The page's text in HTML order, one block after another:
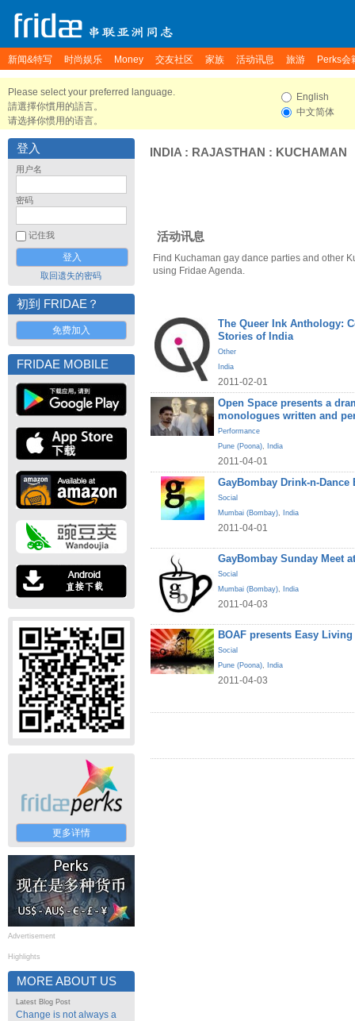
新闻&特写 时尚娱乐 Money 交友社区 家族 活动讯息 旅游 Perks会
Please select your preferred language.
請選擇你慣用的語言。
请选择你惯用的语言。
English
中文简体
登入
用户名
密码
记住我
取回遗失的密码
初到 FRIDAE？
免费加入
FRIDAE MOBILE
更多详情
Advertisement
Highlights
MORE ABOUT US
Latest Blog Post
Change is not always a
INDIA : RAJASTHAN : KUCHAMAN
活动讯息
Find Kuchaman gay dance parties and other
using Fridae Agenda.
The Queer Ink Anthology:
Stories of India
Other
India
2011-02-01
Open Space presents a
monologues written and
Performance
Pune (Poona), India
2011-04-01
GayBombay Drink-n-Dance
Social
Mumbai (Bombay), India
2011-04-01
GayBombay Sunday Meet
Social
Mumbai (Bombay), India
2011-04-03
BOAF presents Easy
Social
Pune (Poona), India
2011-04-03